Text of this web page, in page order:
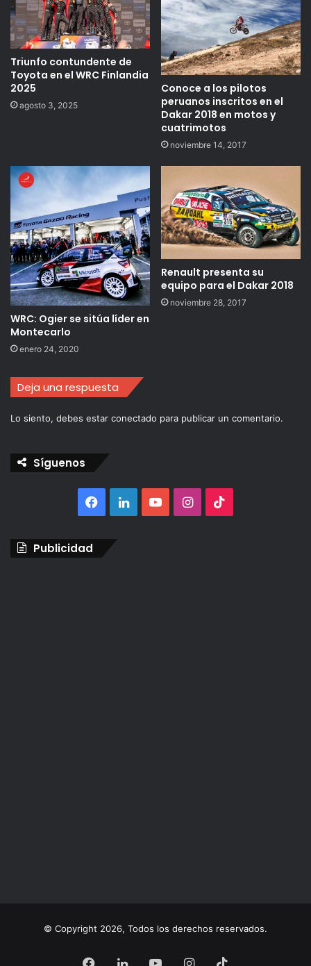
Triunfo contundente de
Toyota en el WRC Finlandia
2025
agosto 3, 2025
Conoce a los pilotos
peruanos inscritos en el
Dakar 2018 en motos y
cuatrimotos
noviembre 14, 2017
WRC: Ogier se sitúa líder en
Montecarlo
enero 24, 2020
Renault presenta su
equipo para el Dakar 2018
noviembre 28, 2017
Deja una respuesta
Lo siento, debes estar conectado para publicar un comentario.
Síguenos
Facebook
LinkedInYouTubeInstagram
Publicidad
© Copyright 2026, Todos los derechos reservados.
Facebook
LinkedInYouTubeInstagram